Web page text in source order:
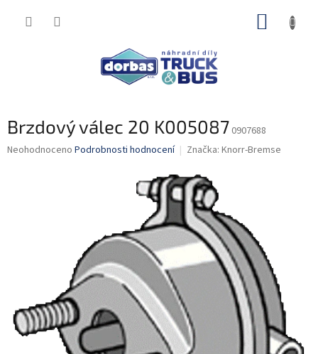
Brzdový válec 20 K005087 0907688
Průměrné
Neohodnoceno Podrobnosti hodnocení Značka: Knorr-Bremse